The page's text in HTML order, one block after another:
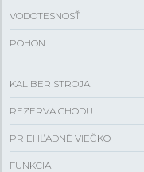
VODOTESNOSŤ
POHON
KALIBER STROJA
REZERVA CHODU
PRIEHĽADNÉ VIEČKO
FUNKCIA